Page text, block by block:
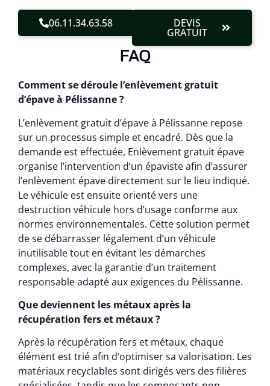
06.11.34.63.58 DEVIS
GRATUIT
FAQ
Comment se déroule l’enlèvement gratuit
d’épave à Pélissanne ?
L’enlèvement gratuit d’épave à Pélissanne repose
sur un processus simple et encadré. Dès que la
demande est effectuée, Enlèvement gratuit épave
organise l’intervention d’un épaviste afin d’assurer
l’enlèvement épave directement sur le lieu indiqué.
Le véhicule est ensuite orienté vers une
destruction véhicule hors d’usage conforme aux
normes environnementales. Cette solution permet
de se débarrasser légalement d’un véhicule
inutilisable tout en évitant les démarches
complexes, avec la garantie d’un traitement
responsable adapté aux exigences du Pélissanne.
Que deviennent les métaux après la
récupération fers et métaux ?
Après la récupération fers et métaux, chaque
élément est trié afin d’optimiser sa valorisation. Les
matériaux recyclables sont dirigés vers des filières